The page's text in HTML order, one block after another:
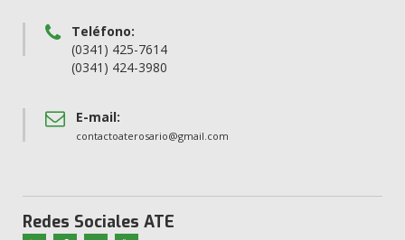
Teléfono:
(0341) 425-7614
(0341) 424-3980
E-mail:
contactoaterosario@gmail.com
Redes Sociales ATE